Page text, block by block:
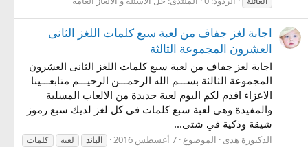
اجابة لغز جفاف من لعبة سبع كلمات اللغز الثانى
العشرون المجموعة الثالثة
اجابة لغز جفاف من لعبة سبع كلمات اللغز الثانى العشرون
المجموعة الثالثة بســـم الله الرحمـــن الرحيـــم متابعـــينا
الاعزاء اقدم لكم اليوم لعبة جديدة من الالعاب المسلية
والمفيدة وهى لعبة سبع كلمات فى كل لغز لديك سبع رموز
شيقة وذكية في شتى...
الدكتورة هدى الموضوع 7 أغسطس 2016 الباند لعبة
كلمات